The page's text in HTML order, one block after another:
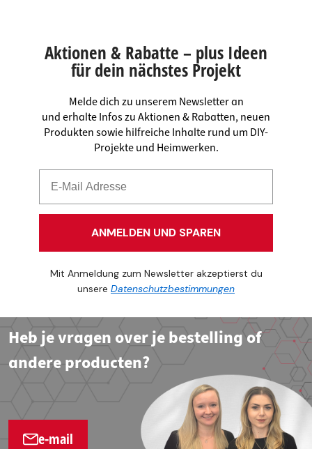
Aktionen & Rabatte – plus Ideen
für dein nächstes Projekt
Melde dich zu unserem Newsletter an
und erhalte Infos zu Aktionen & Rabatten, neuen
Produkten sowie hilfreiche Inhalte rund um DIY-
Projekte und Heimwerken.
ANMELDEN UND SPAREN
Mit Anmeldung zum Newsletter akzeptierst du
unsere Datenschutzbestimmungen
Heb je vragen over je bestelling of
andere producten?
e-mail